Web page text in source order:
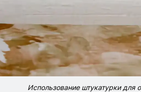
Использование штукатурки для